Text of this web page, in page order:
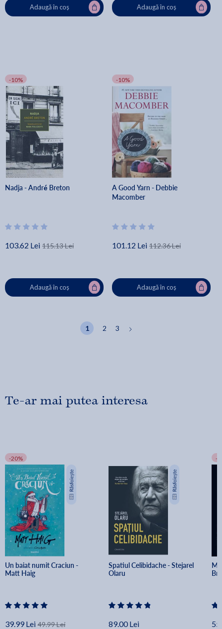
Adaugă în coș Adaugă în coș
-10%
Nadja - André Breton
103.62 Lei 115.13 Lei
Adaugă în coș
-10%
A Good Yarn - Debbie
Macomber
101.12 Lei 112.36 Lei
Adaugă în coș
1 2 3
Te-ar mai putea interesa
-20%
Un baiat numit Craciun -
Matt Haig
39.99 Lei 49.99 Lei
Spatiul Celibidache - Stejarel
Olaru
89.00 Lei
-